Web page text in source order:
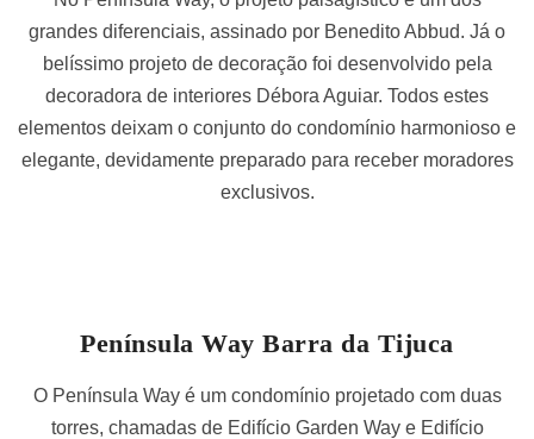
grandes diferenciais, assinado por Benedito Abbud. Já o
belíssimo projeto de decoração foi desenvolvido pela
decoradora de interiores Débora Aguiar. Todos estes
elementos deixam o conjunto do condomínio harmonioso e
elegante, devidamente preparado para receber moradores
exclusivos.
Península Way Barra da Tijuca
O Península Way é um condomínio projetado com duas
torres, chamadas de Edifício Garden Way e Edifício